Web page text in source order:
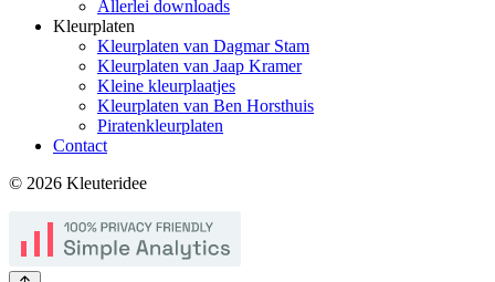
Allerlei downloads
Kleurplaten
Kleurplaten van Dagmar Stam
Kleurplaten van Jaap Kramer
Kleine kleurplaatjes
Kleurplaten van Ben Horsthuis
Piratenkleurplaten
Contact
© 2026 Kleuteridee